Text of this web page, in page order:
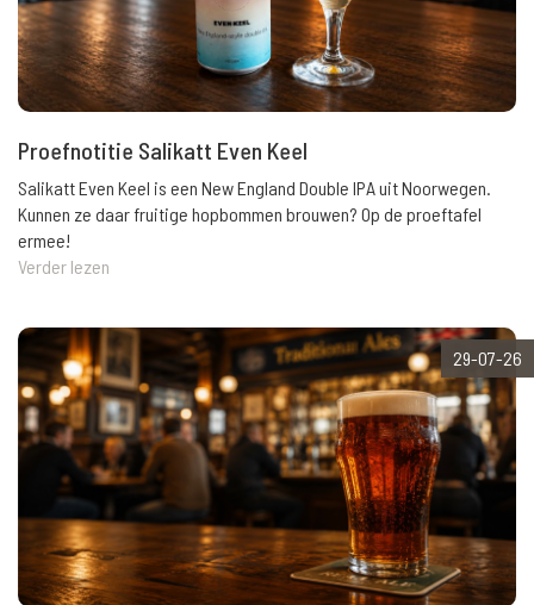
Proefnotitie Salikatt Even Keel
Salikatt Even Keel is een New England Double IPA uit Noorwegen.
Kunnen ze daar fruitige hopbommen brouwen? Op de proeftafel
ermee!
Verder lezen
29-07-26